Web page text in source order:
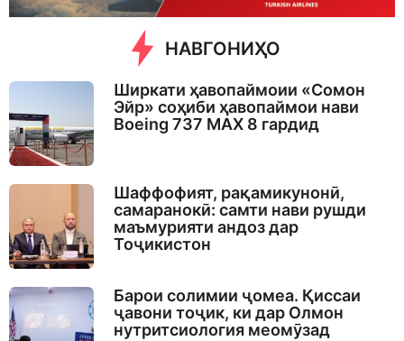
НАВГОНИҲО
Ширкати ҳавопаймоии «Сомон
Эйр» соҳиби ҳавопаймои нави
Boeing 737 MAX 8 гардид
Шаффофият, рақамикунонӣ,
самаранокӣ: самти нави рушди
маъмурияти андоз дар
Тоҷикистон
Барои солимии ҷомеа. Қиссаи
ҷавони тоҷик, ки дар Олмон
нутритсиология меомӯзад